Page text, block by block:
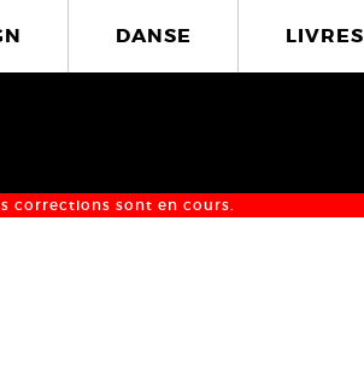
DANSE LIVRES
corrections sont en cours.